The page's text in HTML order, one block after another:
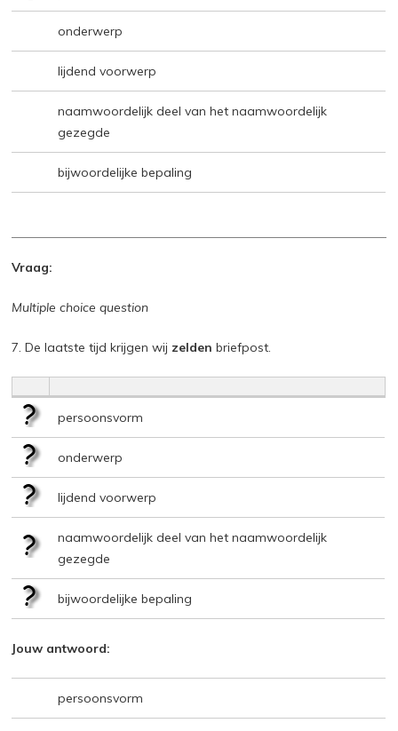
onderwerp
lijdend voorwerp
naamwoordelijk deel van het naamwoordelijk
gezegde
bijwoordelijke bepaling
Vraag:
Multiple choice question
7. De laatste tijd krijgen wij zelden briefpost.
persoonsvorm
onderwerp
lijdend voorwerp
naamwoordelijk deel van het naamwoordelijk
gezegde
bijwoordelijke bepaling
Jouw antwoord:
persoonsvorm